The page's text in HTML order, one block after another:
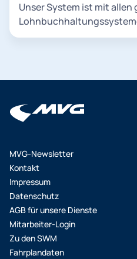
Unser System ist mit allen
Informationen erhalten
MVG-Newsletter
Kontakt
Impressum
Datenschutz
AGB für unsere Dienste
Mitarbeiter-Login
Zu den SWM
Fahrplandaten